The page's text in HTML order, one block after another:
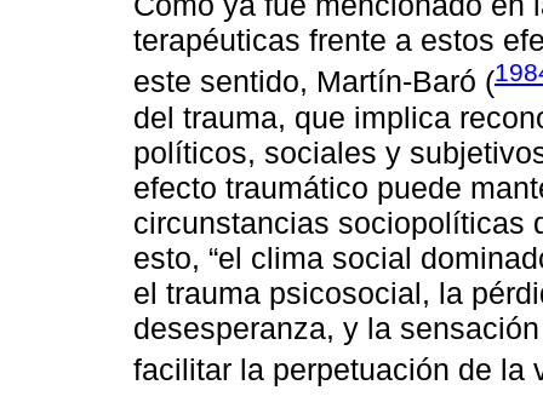
terapéuticas frente a estos
este sentido, Martín-Baró (
del trauma, que implica
políticos, sociales y
efecto traumático puede
circunstancias sociopolíticas
esto, “el clima social
el trauma psicosocial, la
desesperanza, y la
facilitar la perpetuación de la